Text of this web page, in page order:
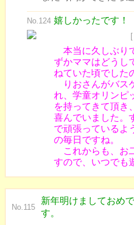
No.124 嬉しかったです！
本当に久しぶり
ずかママはどうし
ねていた頃でした
りおさんがバス
れ、学童オリンピ
を持ってきて頂き
喜んでいました。
で頑張っているよ
の毎日ですね。
これからも、お
すので、いつでも
No.115
新年明けましておめ
す。